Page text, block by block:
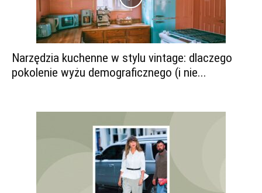
Narzędzia kuchenne w stylu vintage: dlaczego
pokolenie wyżu demograficznego (i nie...